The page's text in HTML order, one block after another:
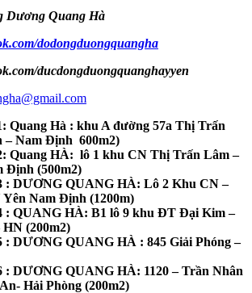
Dương Quang Hà
dodongduongquangha
ducdongduongquanghayyen
Quang Hà : khu A đường 57a Thị Trấn
– Nam Định 600m2)
Quang HÀ: lô 1 khu CN Thị Trấn Lâm –
Định (500m2)
: DƯƠNG QUANG HÀ: Lô 2 Khu CN –
Nam Định (1200m)
: QUANG HÀ: B1 lô 9 khu ĐT Đại Kim –
(200m2)
: DƯƠNG QUANG HÀ : 845 Giải Phóng –
: DƯƠNG QUANG HÀ: 1120 – Trần Nhân
Hải Phòng (200m2)